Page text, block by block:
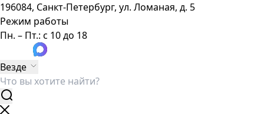
196084, Санкт-Петербург, ул. Ломаная, д. 5
Режим работы
Пн. – Пт.: с 10 до 18
Везде